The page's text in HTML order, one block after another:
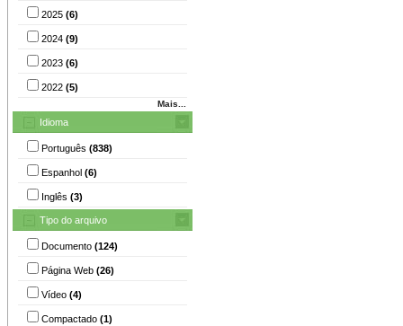
2025 (6)
2024 (9)
2023 (6)
2022 (5)
Mais...
Idioma
Português (838)
Espanhol (6)
Inglês (3)
Tipo do arquivo
Documento (124)
Página Web (26)
Vídeo (4)
Compactado (1)